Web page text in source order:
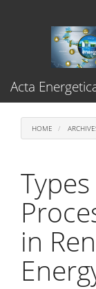
Content
Sidebar
Acta
HOME
in